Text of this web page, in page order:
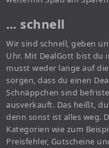
… schnell
Wir sind schnell, geben
Uhr. Mit DealGott bist du
musst weder lange auf
sorgen, dass du einen
Schnäppchen sind
ausverkauft. Das heißt,
denn sonst ist alles weg.
Kategorien wie zum
Preisfehler, Gutscheine